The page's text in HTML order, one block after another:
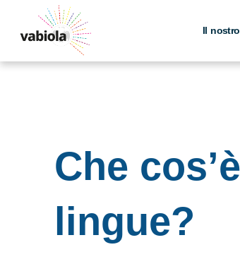
Il
Che
lingue?